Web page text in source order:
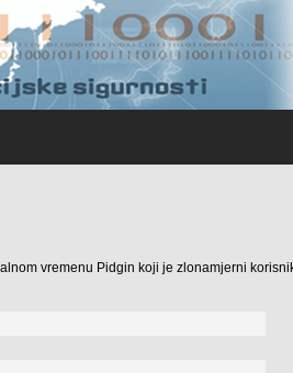
vremenu Pidgin koji je zlonamjerni